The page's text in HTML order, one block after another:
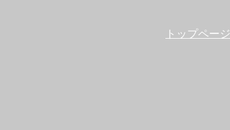
トップページ